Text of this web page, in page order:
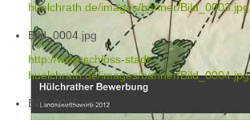
huelchrath.de/images/banner/Bild_0003.jpg
Bild_0004.jpg
http://www.schloss-stadt-
huelchrath.de/images/banner/Bild_0004.jpg
Bild_0005.jpg